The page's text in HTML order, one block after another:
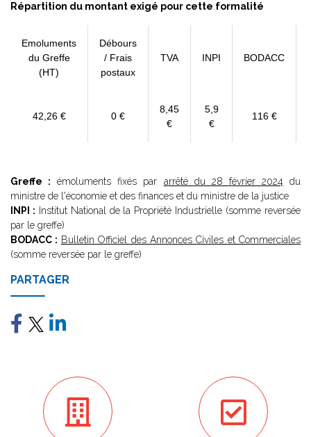
Répartition du montant exigé pour cette formalité
Emoluments
du Greffe
(HT)
Débours
/ Frais
postaux
TVA INPI BODACC
42,26 € 0 €
8,45
€
5,9
€
116 €
Greffe : émoluments fixés par arrêté du 28 février 2024 du
ministre de l'économie et des finances et du ministre de la justice
INPI : Institut National de la Propriété Industrielle (somme reversée
par le greffe)
BODACC : Bulletin Officiel des Annonces Civiles et Commerciales
(somme reversée par le greffe)
PARTAGER